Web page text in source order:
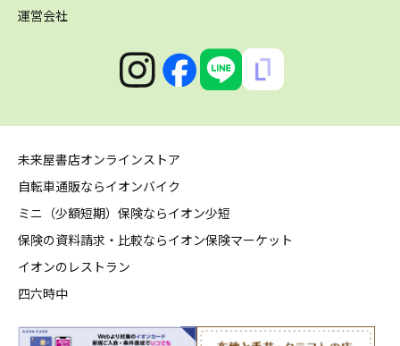
運営会社
未来屋書店オンラインストア
自転車通販ならイオンバイク
ミニ（少額短期）保険ならイオン少短
保険の資料請求・比較ならイオン保険マーケット
イオンのレストラン
四六時中